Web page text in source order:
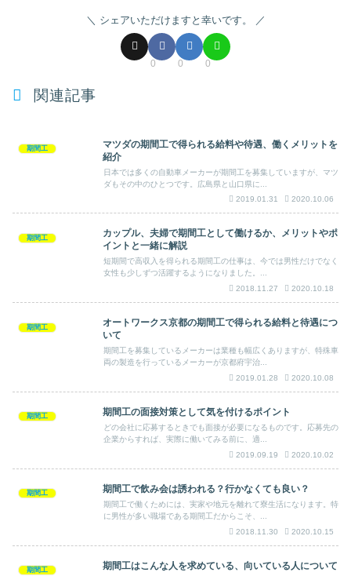
シェアいただけますと幸いです。
0 0 0
関連記事
期間工
マツダの期間工で得られる給料や待遇、働くメリットを
紹介
日本では多くの自動車メーカーが期間工を募集していますが、マツ
ダもその中のひとつです。広島県と山口県に...
2019.01.31
2020.10.06
期間工
カップル、夫婦で期間工として働けるか、メリットやポ
イントと一緒に解説
短期間で高収入を得られる期間工の仕事は、今では男性だけでなく
女性も少しずつ活躍するようになりました。...
2018.11.27
2020.10.18
期間工
オートワークス京都の期間工で得られる給料と待遇につ
いて
期間工を募集しているメーカーは業種も幅広くありますが、特殊車
両の製造を行っているメーカーが京都府宇治...
2019.01.28
2020.10.08
期間工 期間工の面接対策として気を付けるポイント
どの会社に応募するときでも面接が必要になるものです。応募先の
企業からすれば、実際に働いてみる前に、適...
2019.09.19
2020.10.02
期間工 期間工で飲み会は誘われる？行かなくても良い？
期間工で働くためには、実家や地元を離れて寮生活になります。特
に男性が多い職場である期間工だからこそ、...
2018.11.30
2020.10.15
期間工 期間工はこんな人を求めている、向いている人について